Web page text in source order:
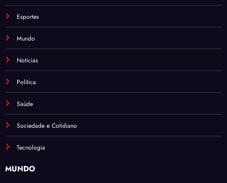
Esportes
Mundo
Notícias
Política
Saúde
Sociedade e Cotidiano
Tecnologia
MUNDO